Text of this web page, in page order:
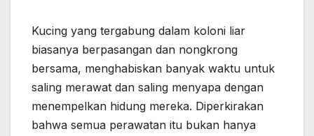
Kucing yang tergabung dalam koloni liar
biasanya berpasangan dan nongkrong
bersama, menghabiskan banyak waktu untuk
saling merawat dan saling menyapa dengan
menempelkan hidung mereka. Diperkirakan
bahwa semua perawatan itu bukan hanya